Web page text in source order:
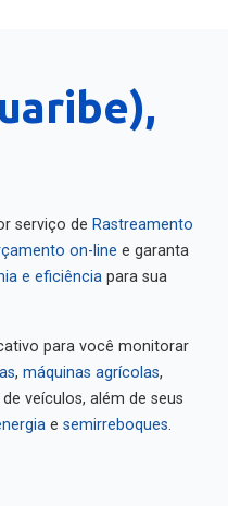
serviço de Rastreamento
on-line e garanta
e eficiência para sua
para você monitorar
, máquinas agrícolas,
veículos, além de seus
e semirreboques.